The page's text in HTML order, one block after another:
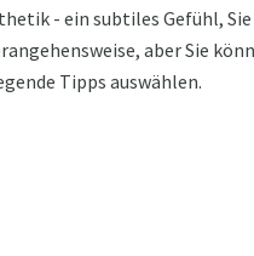
- ein subtiles Gefühl,
aber Sie
Tipps auswählen.